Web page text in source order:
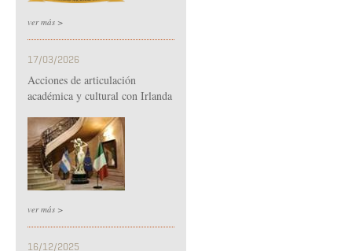
ver más >
17/03/2026
Acciones de articulación
académica y cultural con Irlanda
ver más >
16/12/2025